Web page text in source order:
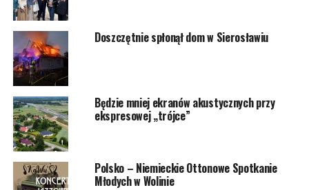
Doszczętnie spłonął dom w Sierosławiu
Będzie mniej ekranów akustycznych przy
ekspresowej „trójce”
Polsko – Niemieckie Ottonowe Spotkanie
Młodych w Wolinie